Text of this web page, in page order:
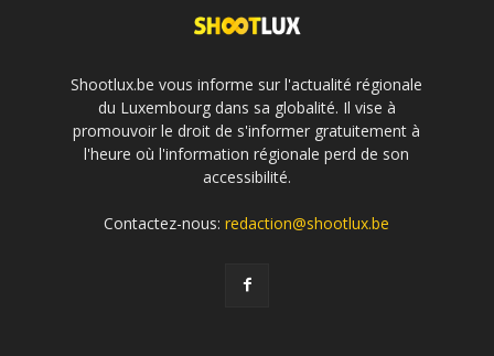
Shootlux.be vous informe sur l'actualité régionale
du Luxembourg dans sa globalité. Il vise à
promouvoir le droit de s'informer gratuitement à
l'heure où l'information régionale perd de son
accessibilité.
Contactez-nous:redaction@shootlux.be